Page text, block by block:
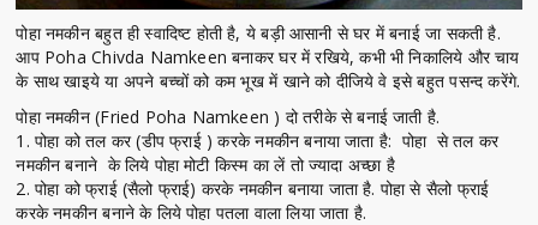
पोहा नमकीन बहुत ही स्वादिष्ट होती है, ये बड़ी आसानी से घर में बनाई जा सकती है.
आप Poha Chivda Namkeen बनाकर घर में रखिये, कभी भी निकालिये और चाय
के साथ खाइये या अपने बच्चों को कम भूख में खाने को दीजिये वे इसे बहुत पसन्द करेंगे.
पोहा नमकीन (Fried Poha Namkeen ) दो तरीके से बनाई जाती है.
1. पोहा को तल कर (डीप फ्राई ) करके नमकीन बनाया जाता है: पोहा से तल कर
नमकीन बनाने के लिये पोहा मोटी किस्म का लें तो ज्यादा अच्छा है
2. पोहा को फ्राई (सैलो फ्राई) करके नमकीन बनाया जाता है. पोहा से सैलो फ्राई
करके नमकीन बनाने के लिये पोहा पतला वाला लिया जाता है.